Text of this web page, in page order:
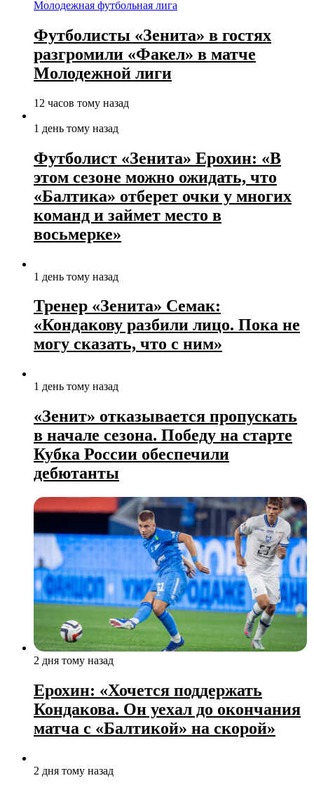
Молодежная футбольная лига
Футболисты «Зенита» в гостях
разгромили «Факел» в матче
Молодежной лиги
12 часов тому назад
1 день тому назад
Футболист «Зенита» Ерохин: «В
этом сезоне можно ожидать, что
«Балтика» отберет очки у многих
команд и займет место в
восьмерке»
1 день тому назад
Тренер «Зенита» Семак:
«Кондакову разбили лицо. Пока не
могу сказать, что с ним»
1 день тому назад
«Зенит» отказывается пропускать
в начале сезона. Победу на старте
Кубка России обеспечили
дебютанты
2 дня тому назад
Ерохин: «Хочется поддержать
Кондакова. Он уехал до окончания
матча с «Балтикой» на скорой»
2 дня тому назад